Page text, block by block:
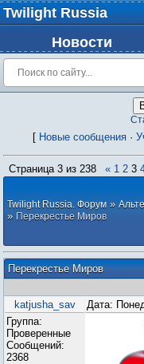
Twilight Russia
Новости
[ Новые сообщения ·
Страница 3 из 238 « 1 2 3
Twilight Russia. Форум »
» Перекрестье Миров
Перекрестье Миров
katjusha_sav Дата:
Группа:
Проверенные
Сообщений:
2368